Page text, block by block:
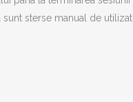
sterse manual de